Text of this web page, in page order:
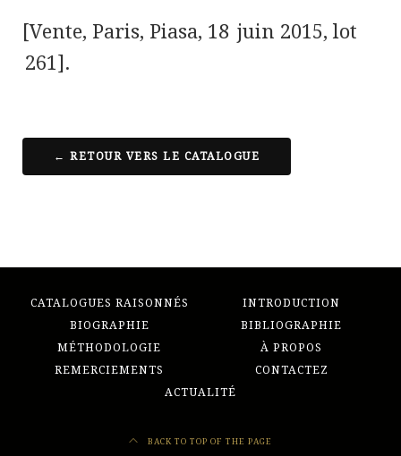
[Vente, Paris, Piasa, 18 juin 2015, lot
261].
← RETOUR VERS LE CATALOGUE
CATALOGUES RAISONNÉS
INTRODUCTION
BIOGRAPHIE
BIBLIOGRAPHIE
MÉTHODOLOGIE
À PROPOS
REMERCIEMENTS
CONTACTEZ
ACTUALITÉ
BACK TO TOP OF THE PAGE